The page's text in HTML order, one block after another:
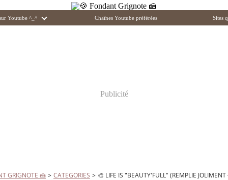
Youtube ^_^ Chaînes Youtube préférées Sites
Publicité
GRIGNOTE 🍰 > CATEGORIES > 🎨 LIFE IS "BEAUTY'FULL" (REMPLIE